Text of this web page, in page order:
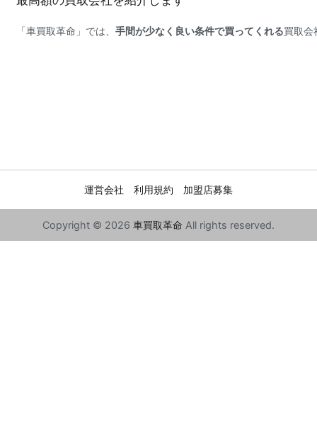
「車買取革命」では、手間が少なく良い条件で買ってくれる買取会
運営会社 利用規約 加盟店募集
Copyright © 2026 車買取革命 All rights reserved.